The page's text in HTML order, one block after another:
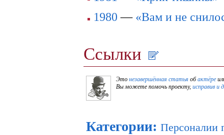
1980 — «Вам и не
Ссылки
Это незавершённая статья обактёре
Вы можете помочь проекту, исправив и
Категории: Персоналии